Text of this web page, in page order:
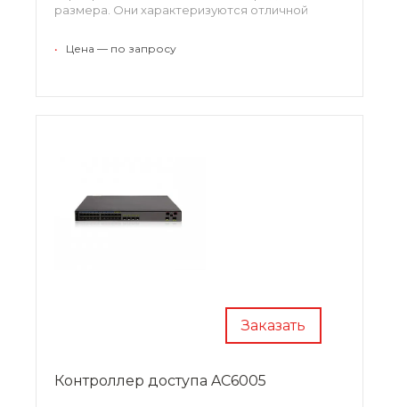
размера. Они характеризуются отличной
установке и эксплуатации.
• Цена — по запросу
Заказать
Контроллер доступа AC6005